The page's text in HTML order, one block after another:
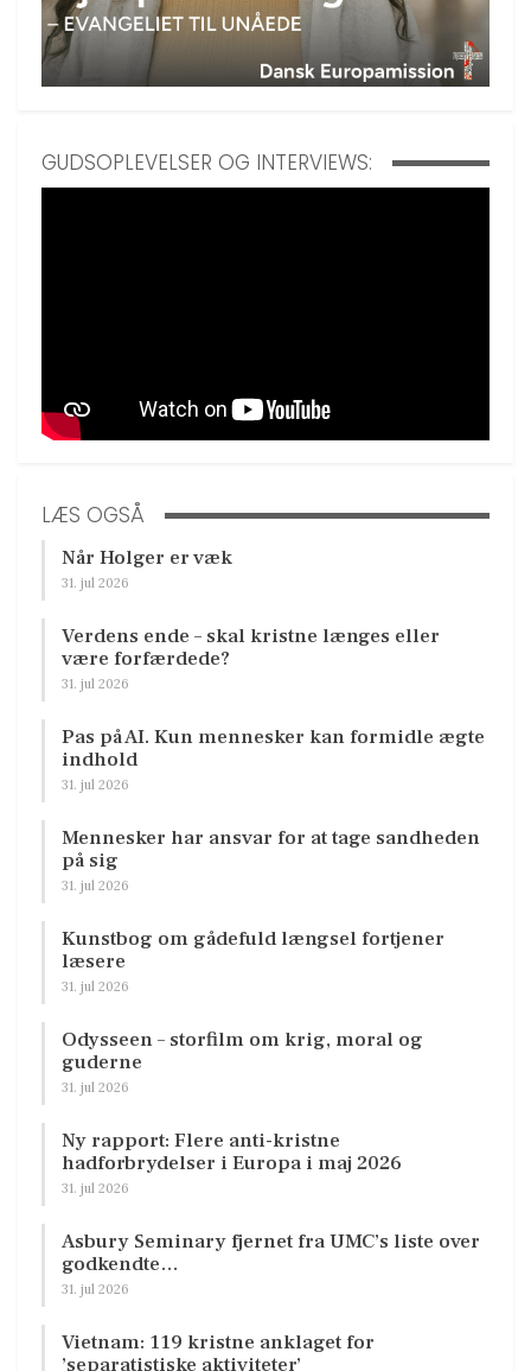
GUDSOPLEVELSER OG INTERVIEWS:
LÆS OGSÅ
Når Holger er væk
31. jul 2026
Verdens ende – skal kristne længes eller
være forfærdede?
31. jul 2026
Pas på AI. Kun mennesker kan formidle ægte
indhold
31. jul 2026
Mennesker har ansvar for at tage sandheden
på sig
31. jul 2026
Kunstbog om gådefuld længsel fortjener
læsere
31. jul 2026
Odysseen – storfilm om krig, moral og
guderne
31. jul 2026
Ny rapport: Flere anti-kristne
hadforbrydelser i Europa i maj 2026
31. jul 2026
Asbury Seminary fjernet fra UMC’s liste over
godkendte…
31. jul 2026
Vietnam: 119 kristne anklaget for
’separatistiske aktiviteter’